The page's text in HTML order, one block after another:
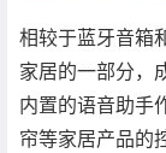
相较于蓝牙音箱
家居的一部分，
内置的语音助手
帘等家居产品的